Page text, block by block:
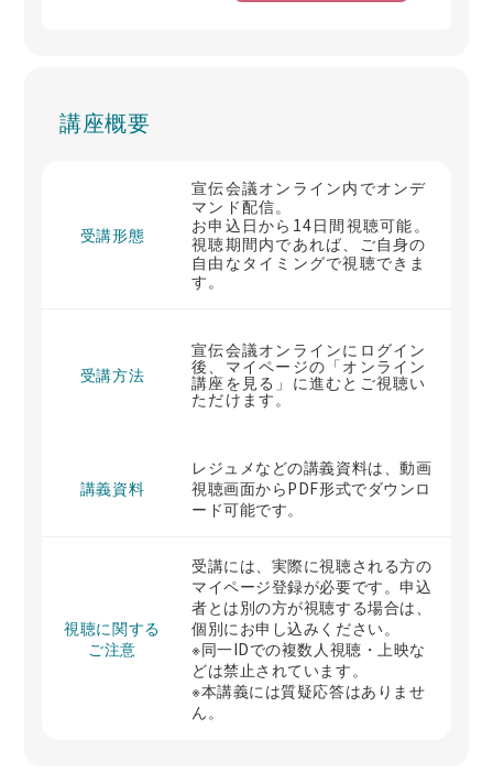
講座概要
受講形態
宣伝会議オンライン内でオンデ
マンド配信。
お申込日から14日間視聴可能。
視聴期間内であれば、ご自身の
自由なタイミングで視聴できま
す。
受講方法
宣伝会議オンラインにログイン
後、マイページの「オンライン
講座を見る」に進むとご視聴い
ただけます。
講義資料
レジュメなどの講義資料は、動画
視聴画面からPDF形式でダウンロ
ード可能です。
視聴に関する
ご注意
受講には、実際に視聴される方の
マイページ登録が必要です。申込
者とは別の方が視聴する場合は、
個別にお申し込みください。
※同一IDでの複数人視聴・上映な
どは禁止されています。
※本講義には質疑応答はありませ
ん。